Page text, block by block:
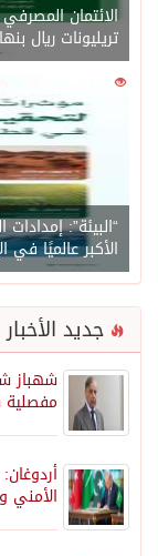
تريليونات ريال
1471
الأكبر عالميًا في
جديد الأخبار
شهباز
مفصلية
الأمني